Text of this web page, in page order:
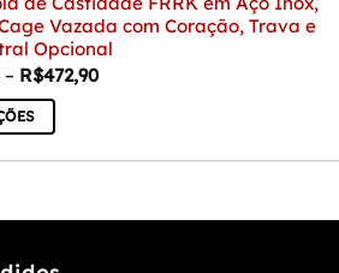
Vazada com Coração, Trava e
Opcional
– R$472,90Faixa
R$472,90